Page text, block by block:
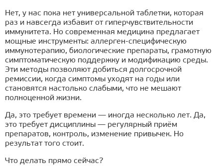
Нет, у нас пока нет универсальной таблетки, которая
раз и навсегда избавит от гиперчувствительности
иммунитета. Но современная медицина предлагает
мощные инструменты: аллерген-специфическую
иммунотерапию, биологические препараты, грамотную
симптоматическую поддержку и модификацию среды.
Эти методы позволяют добиться долгосрочной
ремиссии, когда симптомы уходят на годы или
становятся настолько слабыми, что не мешают
полноценной жизни.
Да, это требует времени — иногда несколько лет. Да,
это требует дисциплины — регулярный приём
препаратов, контроль, изменение привычек. Но
результат того стоит.
Что делать прямо сейчас?